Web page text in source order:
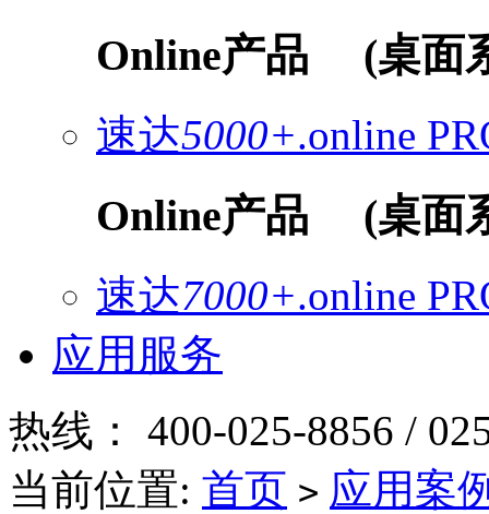
Online产品 (桌面
速达5000+.online
Online产品 (桌面
速达7000+.online
应用服务
热线： 400-025-8856 /
当前位置: 首页 > 应用案